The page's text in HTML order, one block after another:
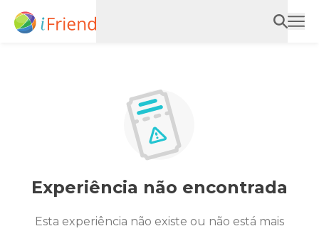
Experiência não encontrada
Esta experiência não existe ou não está mais